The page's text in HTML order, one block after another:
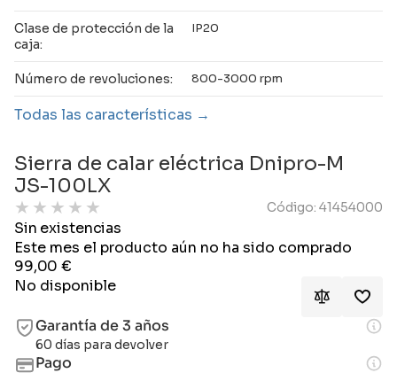
Clase de protección de la
caja:
IP20
Número de revoluciones: 800-3000 rpm
Todas las características
Sierra de calar eléctrica Dnipro-M
JS-100LX
★ ★ ★ ★ ★ Código: 41454000
Sin existencias
Este mes el producto aún no ha sido comprado
99,00€
No disponible
Garantía de 3 años
60 días para devolver
Pago